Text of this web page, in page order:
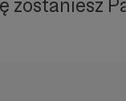
zostaniesz